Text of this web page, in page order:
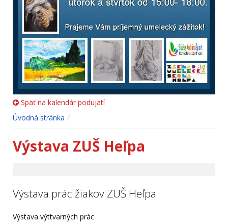
Späť na kalendár podujatí
Úvodná stránka
Výstava ZUŠ Heľpa
Výstava prác žiakov ZUŠ Heľpa
Výstava výttvarných prác